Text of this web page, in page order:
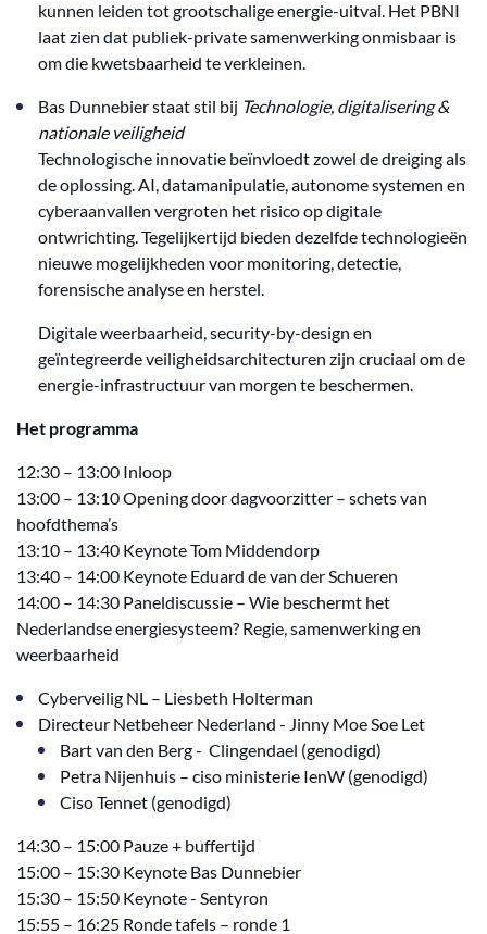
kunnen leiden tot grootschalige energie-uitval. Het PBNI
laat zien dat publiek-private samenwerking onmisbaar is
om die kwetsbaarheid te verkleinen.
Bas Dunnebier staat stil bij Technologie, digitalisering &
nationale veiligheid
Technologische innovatie beïnvloedt zowel de dreiging als
de oplossing. AI, datamanipulatie, autonome systemen en
cyberaanvallen vergroten het risico op digitale
ontwrichting. Tegelijkertijd bieden dezelfde technologieën
nieuwe mogelijkheden voor monitoring, detectie,
forensische analyse en herstel.
Digitale weerbaarheid, security-by-design en
geïntegreerde veiligheidsarchitecturen zijn cruciaal om de
energie-infrastructuur van morgen te beschermen.
Het programma
12:30 – 13:00 Inloop
13:00 – 13:10 Opening door dagvoorzitter – schets van
hoofdthema’s
13:10 – 13:40 Keynote Tom Middendorp
13:40 – 14:00 Keynote Eduard de van der Schueren
14:00 – 14:30 Paneldiscussie – Wie beschermt het
Nederlandse energiesysteem? Regie, samenwerking en
weerbaarheid
Cyberveilig NL – Liesbeth Holterman
Directeur Netbeheer Nederland - Jinny Moe Soe Let
Bart van den Berg - Clingendael (genodigd)
Petra Nijenhuis – ciso ministerie IenW (genodigd)
Ciso Tennet (genodigd)
14:30 – 15:00 Pauze + buffertijd
15:00 – 15:30 Keynote Bas Dunnebier
15:30 – 15:50 Keynote - Sentyron
15:55 – 16:25 Ronde tafels – ronde 1